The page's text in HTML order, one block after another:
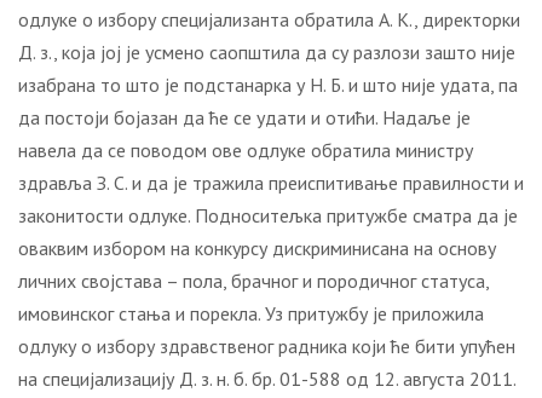
одлуке о избору специјализанта обратила А. К., директорки
Д. з., која јој је усмено саопштила да су разлози зашто није
изабрана то што је подстанарка у Н. Б. и што није удата, па
да постоји бојазан да ће се удати и отићи. Надаље је
навела да се поводом ове одлуке обратила министру
здравља З. С. и да је тражила преиспитивање правилности и
законитости одлуке. Подноситељка притужбе сматра да је
оваквим избором на конкурсу дискриминисана на основу
личних својстава – пола, брачног и породичног статуса,
имовинског стања и порекла. Уз притужбу је приложила
одлуку о избору здравственог радника који ће бити упућен
на специјализацију Д. з. н. б. бр. 01-588 од 12. августа 2011.